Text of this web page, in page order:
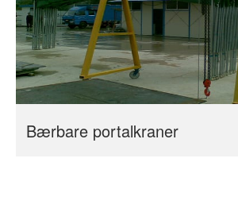
Bærbare portalkraner